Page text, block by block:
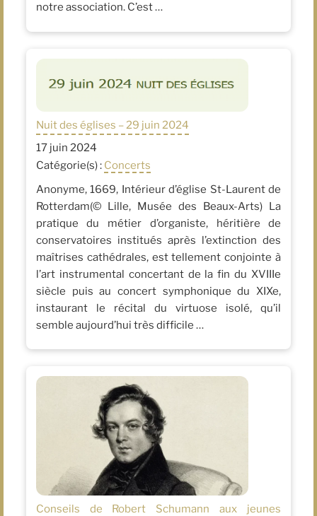
notre association. C’est …
Nuit des églises – 29 juin 2024
17 juin 2024
Catégorie(s) : Concerts
Anonyme, 1669, Intérieur d’église St-Laurent de
Rotterdam(© Lille, Musée des Beaux-Arts) La
pratique du métier d’organiste, héritière de
conservatoires institués après l’extinction des
maîtrises cathédrales, est tellement conjointe à
l’art instrumental concertant de la fin du XVIIIe
siècle puis au concert symphonique du XIXe,
instaurant le récital du virtuose isolé, qu’il
semble aujourd’hui très difficile …
Conseils de Robert Schumann aux jeunes